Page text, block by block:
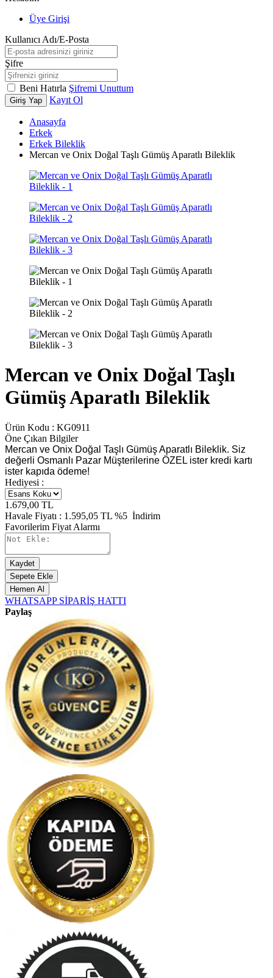
Üye Girişi
Kullanıcı Adı/E-Posta
Şifre
Beni Hatırla Şifremi Unuttum
Giriş Yap Kayıt Ol
Anasayfa
Erkek
Erkek Bileklik
Mercan ve Onix Doğal Taşlı Gümüş Aparatlı Bileklik
Mercan ve Onix Doğal Taşlı
Gümüş Aparatlı Bileklik
Ürün Kodu : KG0911
Öne Çıkan Bilgiler
Mercan ve Onix Doğal Taşlı Gümüş Aparatlı Bileklik. Siz
değerli Osmanlı Pazar Müşterilerine ÖZEL ister kredi kartı
ister kapıda ödeme!
Hediyesi :
1.679,00 TL
Havale Fiyatı : 1.595,05 TL %5 İndirim
Favorilerim Fiyat Alarmı
Kaydet
Sepete Ekle
Hemen Al
WHATSAPP SİPARİŞ HATTI
Paylaş